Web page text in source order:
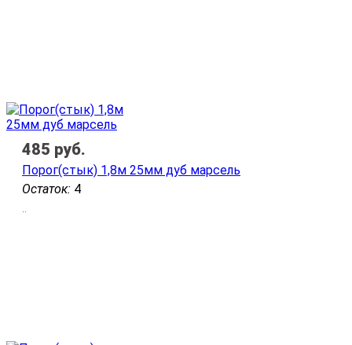
Остаток: 4
Порог(стык) 1,8м 25мм дуб марсель
..
485 руб.